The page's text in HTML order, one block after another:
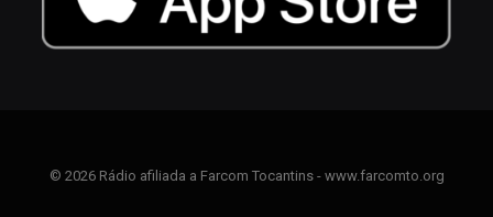
© 2026 Rádio afiliada a Farcom Tocantins - www.farcomto.org